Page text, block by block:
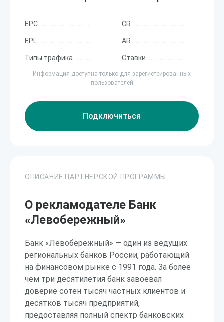
EPC CR
EPL AR
Типы трафика Ставки
Информация доступна только для зарегистрированных
пользователей
Подключиться
ОПИСАНИЕ ПАРТНЕРСКОЙ ПРОГРАММЫ
О рекламодателе Банк
«Левобережный»
Банк «Левобережный» — один из ведущих
региональных банков России, работающий
на финансовом рынке с 1991 года. За более
чем три десятилетия банк завоевал
доверие сотен тысяч частных клиентов и
десятков тысяч предприятий,
предоставляя полный спектр банковских